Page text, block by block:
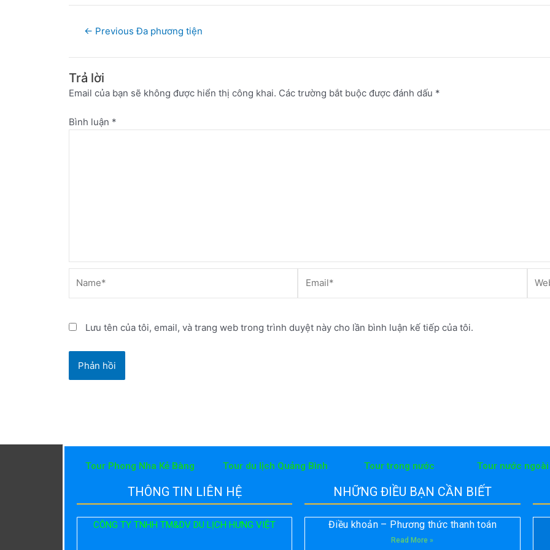
← Previous Đa phương tiện
Trả lời
Email của bạn sẽ không được hiển thị công khai. Các trường bắt buộc được đánh dấu *
Bình luận *
Lưu tên của tôi, email, và trang web trong trình duyệt này cho lần bình luận kế tiếp của tôi.
Tour Phong Nha Kẻ Bàng Tour du lịch Quảng Bình Tour trong nước Tour nước ngoài
THÔNG TIN LIÊN HỆ
CÔNG TY TNHH TM&DV DU LỊCH HƯNG VIỆT
NHỮNG ĐIỀU BẠN CẦN BIẾT
Điều khoản – Phương thức thanh toán
Read More »